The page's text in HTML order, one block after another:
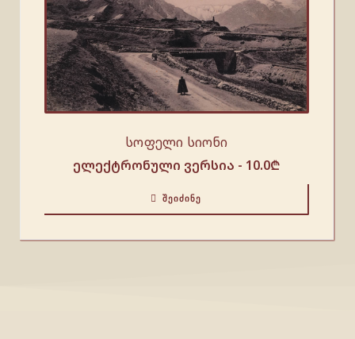
სოფელი სიონი
ელექტრონული ვერსია - 10.0₾
ᲨᲔᲘᲫᲘᲜᲔ